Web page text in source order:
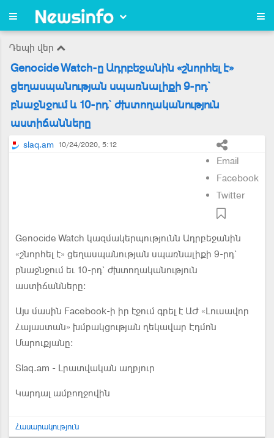
Դեպի վեր
Genocide Watch-ը Ադրբեջանին «շնորհել է»
ցեղասպանության սպառնալիքի 9-րդ`
բնաջնջում և 10-րդ` ժխտողականություն
աստիճանները
slaq.am 10/24/2020, 5:12
Email
Facebook
Twitter
Genocide Watch կազմակերպությունն Ադրբեջանին
«շնորհել է» ցեղասպանության սպառնալիքի 9-րդ`
բնաջնջում եւ 10-րդ` ժխտողականություն
աստիճանները:
Այս մասին Facebook-ի իր էջում գրել է ԱԺ «Լուսավոր
Հայաստան» խմբակցության ղեկավար Էդմոն
Մարուքյանը:
Slaq.am - Լրատվական աղբյուր
Կարդալ ամբողջովին
Հասարակություն